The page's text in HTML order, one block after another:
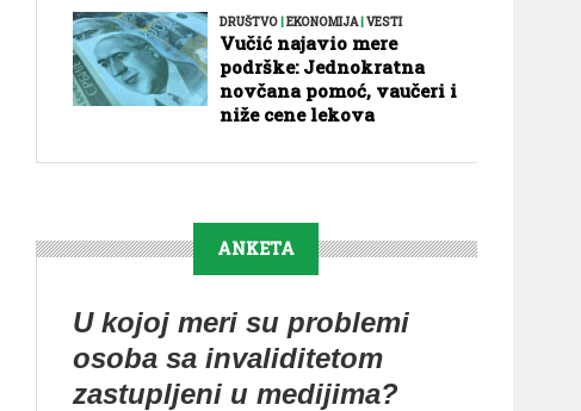
DRUŠTVO|EKONOMIJA|VESTI
Vučić najavio mere
podrške: Jednokratna
novčana pomoć, vaučeri i
niže cene lekova
ANKETA
U kojoj meri su problemi
osoba sa invaliditetom
zastupljeni u medijima?